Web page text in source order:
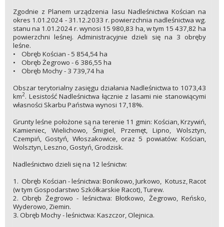
Zgodnie z Planem urządzenia lasu Nadleśnictwa Kościan na
okres 1.01.2024 - 31.12.2033 r. powierzchnia nadleśnictwa wg.
stanu na 1.01.2024 r. wynosi 15 980,83 ha, w tym 15 437,82 ha
powierzchni leśnej. Administracyjnie dzieli się na 3 obręby
leśne.
• Obręb Kościan - 5 854,54 ha
• Obręb Żegrowo - 6 386,55 ha
• Obręb Mochy - 3 739,74 ha
Obszar terytorialny zasięgu działania Nadleśnictwa to 1073,43
km2. Lesistość Nadleśnictwa łącznie z lasami nie stanowiącymi
własności Skarbu Państwa wynosi 17,18%.
Grunty leśne położone są na terenie 11 gmin: Kościan, Krzywiń,
Kamieniec, Wielichowo, Śmigiel, Przemęt, Lipno, Wolsztyn,
Czempiń, Gostyń, Włoszakowice, oraz 5 powiatów: Kościan,
Wolsztyn, Leszno, Gostyń, Grodzisk.
Nadleśnictwo dzieli się na 12 leśnictw:
1. Obręb Kościan - leśnictwa: Bonikowo, Jurkowo, Kotusz, Racot
(w tym Gospodarstwo Szkółkarskie Racot), Turew.
2. Obręb Żegrowo - leśnictwa: Błotkowo, Żegrowo, Reńsko,
Wyderowo, Ziemin.
3. Obręb Mochy - leśnictwa: Kaszczor, Olejnica.